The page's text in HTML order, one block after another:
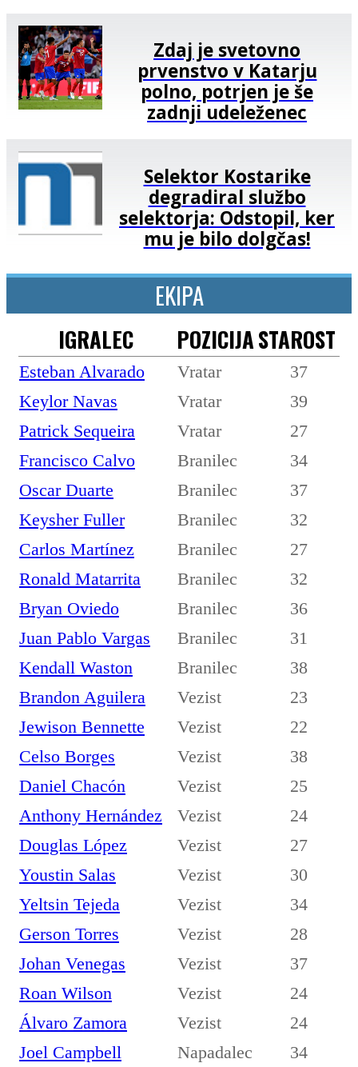
Zdaj je svetovno
prvenstvo v Katarju
polno, potrjen je še
zadnji udeleženec
Selektor Kostarike
degradiral službo
selektorja: Odstopil, ker
mu je bilo dolgčas!
EKIPA
IGRALEC POZICIJASTAROST
Esteban Alvarado Vratar
37
Keylor Navas
Vratar
39
Patrick Sequeira
Vratar
27
Francisco Calvo
Branilec
34
Oscar Duarte
Branilec
37
Keysher Fuller
Branilec
32
Carlos Martínez
Branilec
27
Ronald Matarrita
Branilec
32
Bryan Oviedo
Branilec
36
Juan Pablo Vargas
Branilec
31
Kendall Waston
Branilec
38
Brandon Aguilera
Vezist
23
Jewison Bennette
Vezist
22
Celso Borges
Vezist
38
Daniel Chacón
Vezist
25
Anthony Hernández
Vezist
24
Douglas López
Vezist
27
Youstin Salas
Vezist
30
Yeltsin Tejeda
Vezist
34
Gerson Torres
Vezist
28
Johan Venegas
Vezist
37
Roan Wilson
Vezist
24
Álvaro Zamora
Vezist
24
Joel Campbell
Napadalec 34